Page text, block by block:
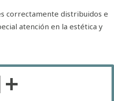
correctamente distribuidos e
atención en la estética y
+